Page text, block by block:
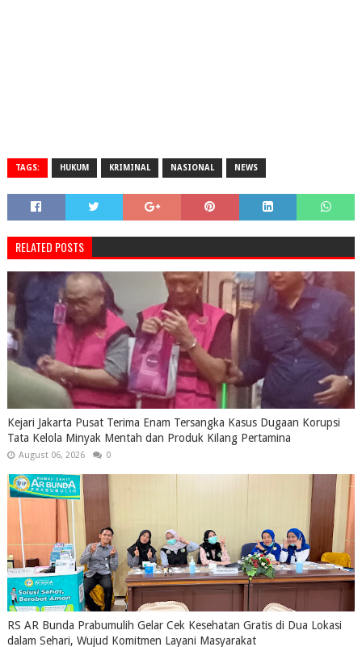
TAGS: HUKUM KRIMINAL NASIONAL NEWS
RELATED POSTS
Kejari Jakarta Pusat Terima Enam Tersangka Kasus Dugaan Korupsi
Tata Kelola Minyak Mentah dan Produk Kilang Pertamina
August 06, 2026 0
RS AR Bunda Prabumulih Gelar Cek Kesehatan Gratis di Dua Lokasi
dalam Sehari, Wujud Komitmen Layani Masyarakat